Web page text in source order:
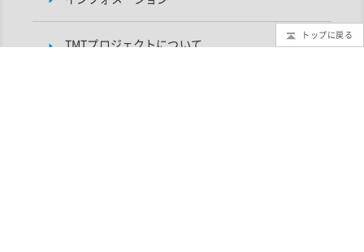
TMTプロジェクトについて
トップに戻る